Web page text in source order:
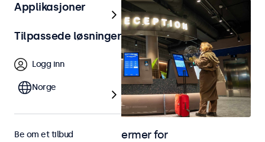
Skjermer og touchskjermer for
Applikasjoner
Tilpassede løsninger
Logg inn
Norge
Be om et tilbud